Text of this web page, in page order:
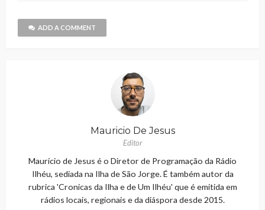
ADD A COMMENT
Mauricio De Jesus
Editor
Maurício de Jesus é o Diretor de Programação da Rádio
Ilhéu, sediada na Ilha de São Jorge. É também autor da
rubrica 'Cronicas da Ilha e de Um Ilhéu' que é emitida em
rádios locais, regionais e da diáspora desde 2015.